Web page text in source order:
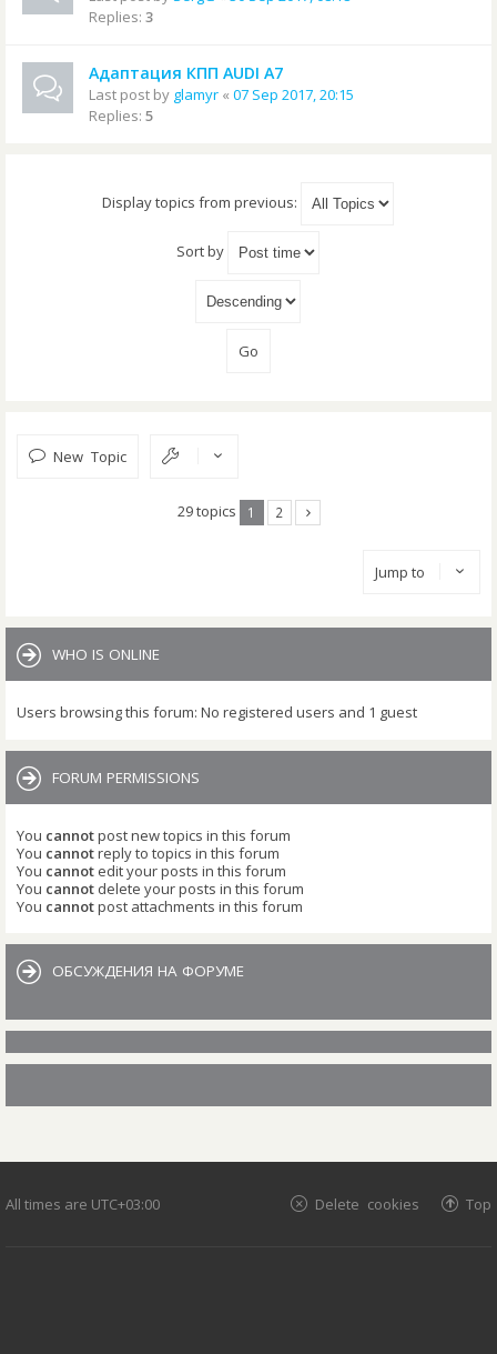
Replies: 3
Адаптация КПП AUDI A7
Last post by glamyr « 07 Sep 2017, 20:15
Replies: 5
Display topics from previous:
Sort by
New Topic
29 topics 1 2
Jump to
WHO IS ONLINE
Users browsing this forum: No registered users and 1 guest
FORUM PERMISSIONS
You cannotpost new topics in this forum
You cannotreply to topics in this forum
You cannot edit your posts in this forum
You cannot delete your posts in this forum
You cannotpost attachments in this forum
ОБСУЖДЕНИЯ НА ФОРУМЕ
All times are UTC+03:00 Top
Delete cookies